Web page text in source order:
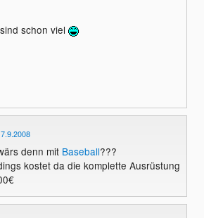
schon viel
denn mit Baseball???
kostet da die komplette Ausrüstung